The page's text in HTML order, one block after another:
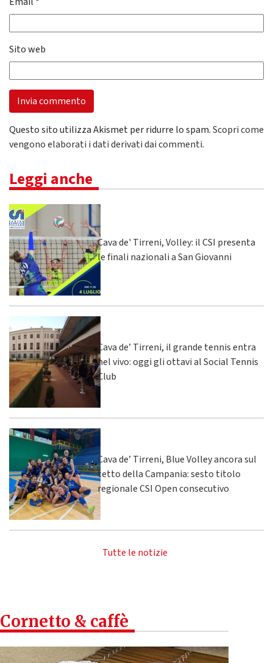
Sito web
Questo sito utilizza Akismet per ridurre lo spam.Scopri come
vengono elaborati i dati derivati dai commenti.
Leggi anche
Cava de' Tirreni, Volley: il CSI presenta
le finali nazionali a San Giovanni
Cava de’ Tirreni, il grande tennis entra
nel vivo: oggi gli ottavi al Social Tennis
Club
Cava de’ Tirreni, Blue Volley ancora sul
tetto della Campania: sesto titolo
regionale CSI Open consecutivo
Tutte le notizie
Cornetto & caffè